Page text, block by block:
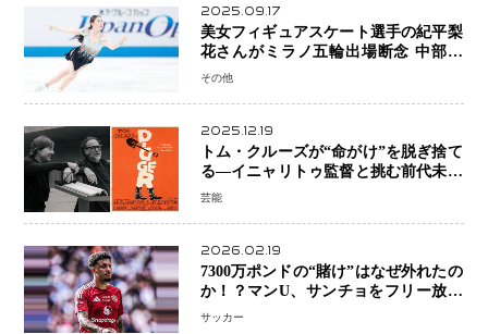
2025.09.17
美女フィギュアスケート選手の紀平梨
花さんがミラノ五輪出場断念 中部選
手権欠場を発表「安全最優先の判断」
その他
2025.12.19
トム・クルーズが“命がけ”を脱ぎ捨て
る―イニャリトゥ監督と挑む前代未聞
の大惨事コメディ「DIGGER ディガ
芸能
2026.02.19
7300万ポンドの“賭け”はなぜ外れたの
か！？マンU、サンチョをフリー放出
へ・・・補強戦略の転換点に
サッカー